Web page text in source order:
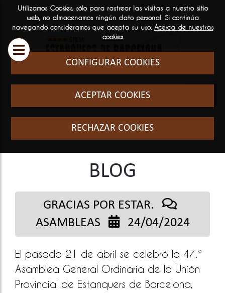
Utilizamos Cookies, sólo para rastrear las visitas a nuestro sitio
web, no almacenamos ningún dato personal. Si continúa
navegando consideramos que acepta su uso. Acerca de nuestras
cookies
CONFIGURAR COOKIES
ACEPTAR COOKIES
RECHAZAR COOKIES
ESTANQUEROS
y filosofia
somos
SERVICIOS
El sector
BLOG
GRACIAS POR ESTAR.
ASAMBLEAS
24/04/2024
El pasado 21 de abril se celebró la 47.ª
Asamblea General Ordinaria de la Unión
Provincial de Estanquers de Barcelona,